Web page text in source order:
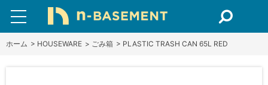
ホーム > HOUSEWARE > ごみ箱 > PLASTIC TRASH CAN 65L RED